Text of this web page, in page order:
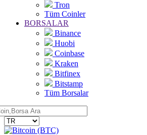
Tron
Tüm Coinler
BORSALAR
Binance
Huobi
Coinbase
Kraken
Bitfinex
Bitstamp
Tüm Borsalar